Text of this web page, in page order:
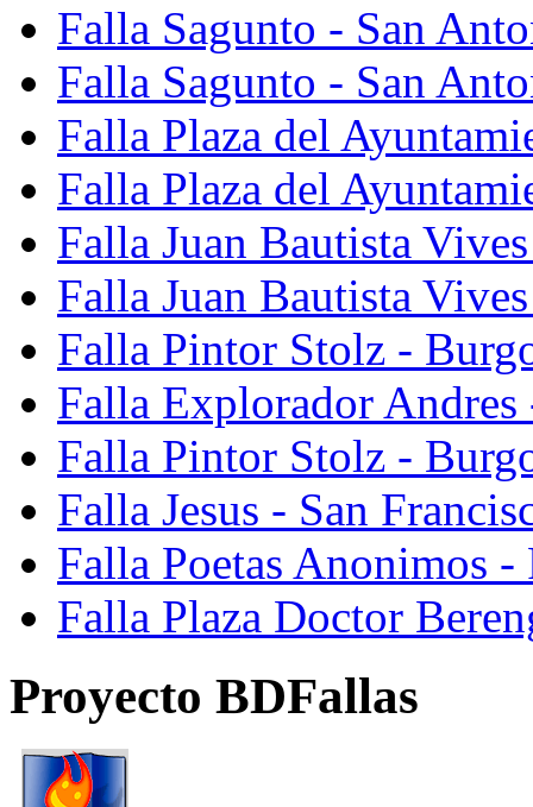
Falla Sagunto - San
Falla Sagunto - San
Falla Plaza del
Falla Plaza del
Falla Juan Bautista
Falla Juan Bautista
Falla Pintor Stolz -
Falla Explorador Andres
Falla Pintor Stolz -
Falla Jesus - San
Falla Poetas Anonimos
Falla Plaza Doctor
Proyecto BDFallas